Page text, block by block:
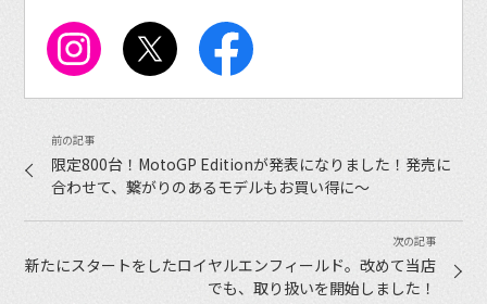
限定800台！MotoGP Editionが発表になりました！発売に
合わせて、繋がりのあるモデルもお買い得に〜
新たにスタートをしたロイヤルエンフィールド。改めて当店
でも、取り扱いを開始しました！